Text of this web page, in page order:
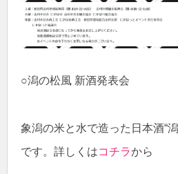
○潟の松風 新酒発表会
象潟の米と水で造った日本酒“
です。詳しくはコチラから